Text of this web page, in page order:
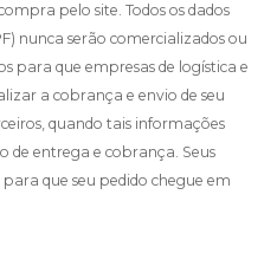
pelo site. Todos os dados
nunca serão comercializados ou
para que empresas de logística e
a cobrança e envio de seu
quando tais informações
de entrega e cobrança. Seus
que seu pedido chegue em